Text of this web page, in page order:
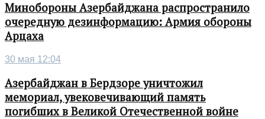
Минобороны Азербайджана распространило
очередную дезинформацию: Армия обороны
Арцаха
30 мая 12:04
Азербайджан в Бердзоре уничтожил
мемориал, увековечивающий память
погибших в Великой Отечественной войне